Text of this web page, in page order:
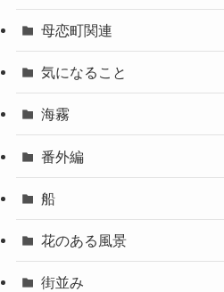
母恋町関連
気になること
海霧
番外編
船
花のある風景
街並み